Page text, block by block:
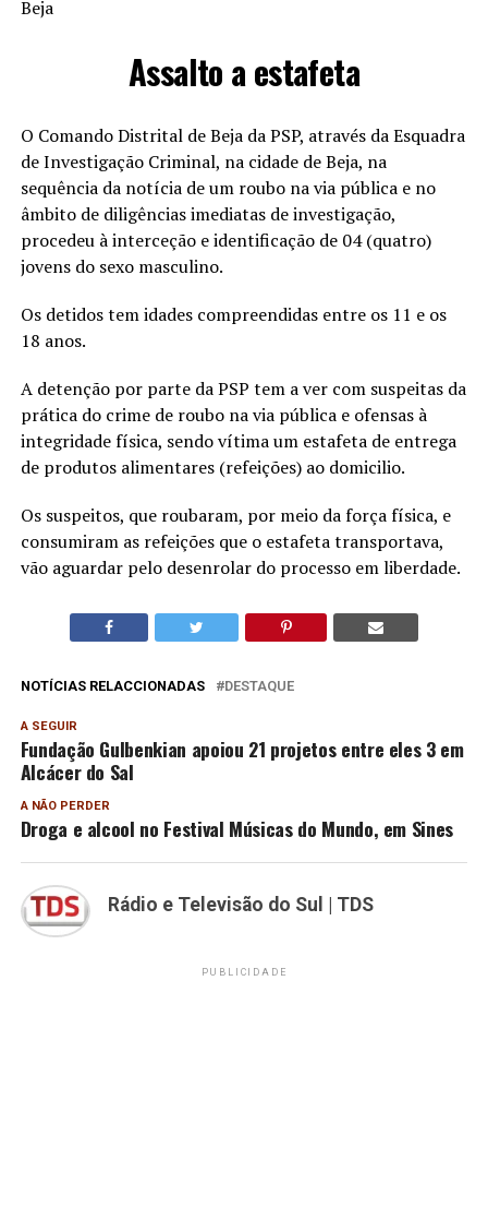
Beja
Assalto a estafeta
O Comando Distrital de Beja da PSP, através da Esquadra
de Investigação Criminal, na cidade de Beja, na
sequência da notícia de um roubo na via pública e no
âmbito de diligências imediatas de investigação,
procedeu à interceção e identificação de 04 (quatro)
jovens do sexo masculino.
Os detidos tem idades compreendidas entre os 11 e os
18 anos.
A detenção por parte da PSP tem a ver com suspeitas da
prática do crime de roubo na via pública e ofensas à
integridade física, sendo vítima um estafeta de entrega
de produtos alimentares (refeições) ao domicilio.
Os suspeitos, que roubaram, por meio da força física, e
consumiram as refeições que o estafeta transportava,
vão aguardar pelo desenrolar do processo em liberdade.
NOTÍCIAS RELACCIONADAS DESTAQUE
A SEGUIR
Fundação Gulbenkian apoiou 21 projetos entre eles 3 em
Alcácer do Sal
A NÃO PERDER
Droga e alcool no Festival Músicas do Mundo, em Sines
Rádio e Televisão do Sul | TDS
PUBLICIDADE